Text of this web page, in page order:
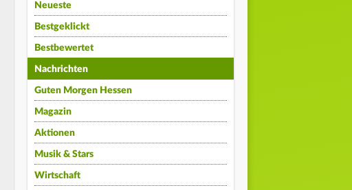
Neueste
Bestgeklickt
Bestbewertet
Nachrichten
Guten Morgen Hessen
Magazin
Aktionen
Musik & Stars
Wirtschaft